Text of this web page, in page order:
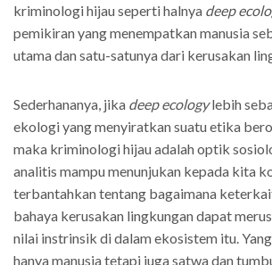
kriminologi hijau seperti halnya deep
pemikiran yang menempatkan manusia
utama dan satu-satunya dari kerusakan
Sederhananya, jika deep ecologylebih
ekologi yang menyiratkan suatu etika
maka kriminologi hijau adalah optik
analitis mampu menunjukan kepada kita
terbantahkan tentang bagaimana
bahaya kerusakan lingkungan dapat
nilai instrinsik di dalam ekosistem itu.
hanya manusia tetapi juga satwa dan